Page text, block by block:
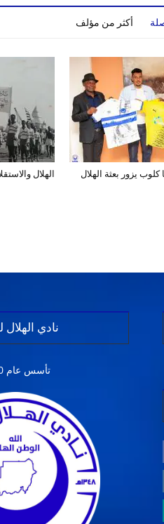
أكثر من مؤلف
الهلال كلوب يزور بعثة الهلال
نادي الهلال
تأسس عام 1930